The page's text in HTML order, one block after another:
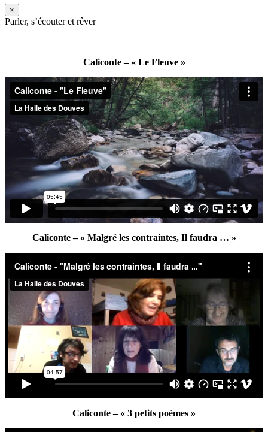
×
Parler, s’écouter et rêver
Caliconte – « Le Fleuve »
Caliconte – « Malgré les contraintes, Il faudra … »
Caliconte – « 3 petits poèmes »